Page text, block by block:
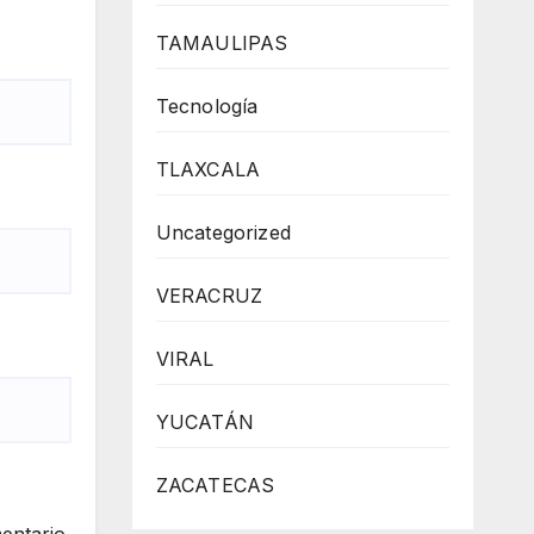
TAMAULIPAS
Tecnología
TLAXCALA
Uncategorized
VERACRUZ
VIRAL
YUCATÁN
ZACATECAS